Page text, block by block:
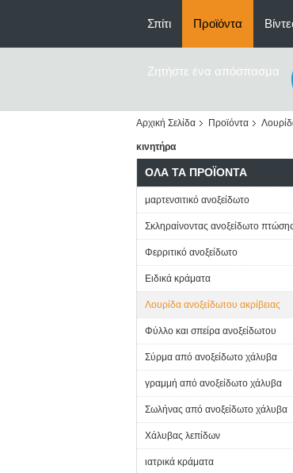
Σπίτι Προϊόντα
Ζητήστε ένα απόσπασμα
Αρχική Σελίδα Προϊόντα
κινητήρα
ΌΛΑ ΤΑ ΠΡΟΪΌΝΤΑ
μαρτενσιτικό ανοξείδωτο
Σκληραίνοντας ανοξείδωτο πτώσης
Φερριτικό ανοξείδωτο
Ειδικά κράματα
Λουρίδα ανοξείδωτου ακρίβειας
Φύλλο και σπείρα ανοξείδωτου
Σύρμα από ανοξείδωτο χάλυβα
γραμμή από ανοξείδωτο χάλυβα
Σωλήνας από ανοξείδωτο χάλυβα
Χάλυβας λεπίδων
ιατρικά κράματα